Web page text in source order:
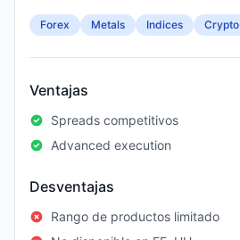
Forex Metals Indices Crypto
Ventajas
Spreads competitivos
Advanced execution
Desventajas
Rango de productos limitado